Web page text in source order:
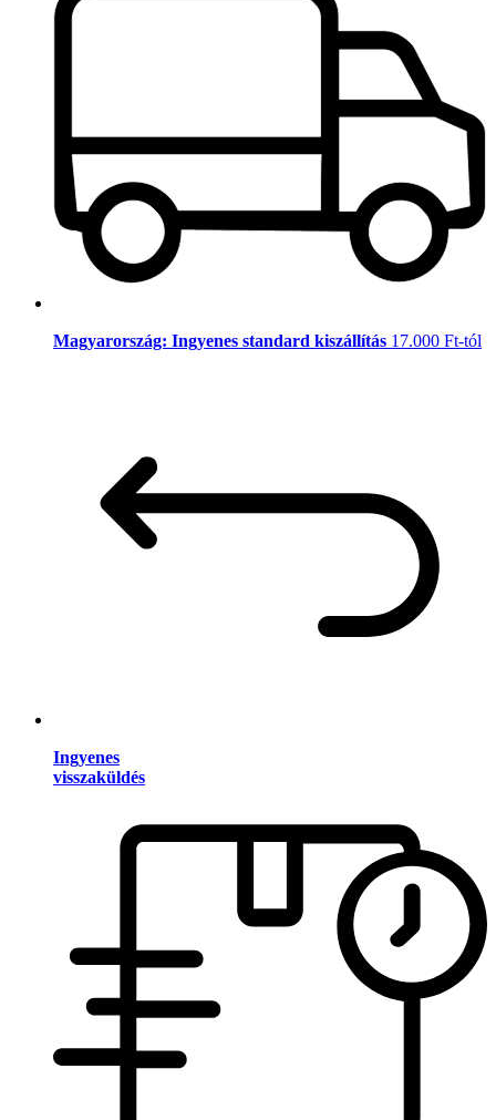
Magyarország: Ingyenes standard kiszállítás 17.000 Ft-tól
Ingyenes
visszaküldés